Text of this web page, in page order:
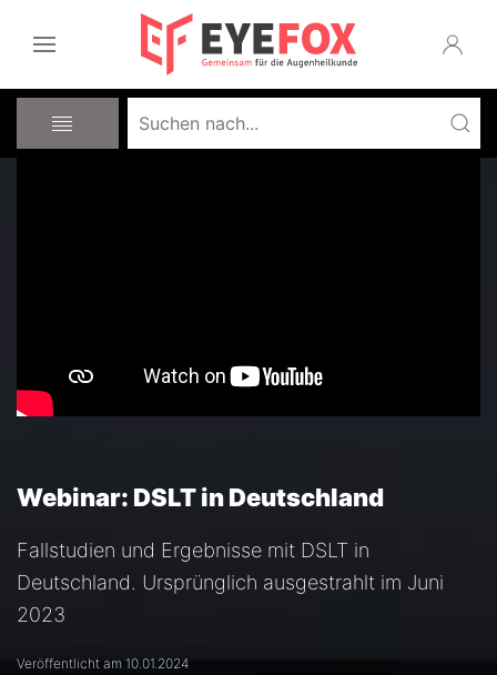
Webinar: DSLT in Deutschland
Fallstudien und Ergebnisse mit DSLT in
Deutschland. Ursprünglich ausgestrahlt im Juni
2023
Veröffentlicht am 10.01.2024